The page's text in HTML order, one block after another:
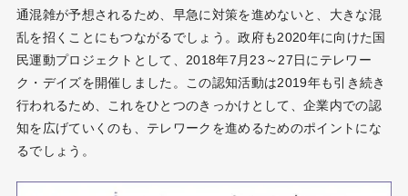
通混雑が予想されるため、早急に対策を進めないと、大きな混
乱を招くことにもつながるでしょう。政府も2020年に向けた国
民運動プロジェクトとして、2018年7月23～27日にテレワー
ク・デイズを開催しました。この認知活動は2019年も引き続き
行われるため、これをひとつのきっかけとして、企業内での認
知を広げていくのも、テレワークを進めるためのポイントにな
るでしょう。